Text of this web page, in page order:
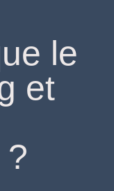
le
et
?